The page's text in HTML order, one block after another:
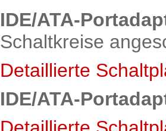
IDE/ATA-
Schaltkreise
Detaillierte
IDE/ATA-